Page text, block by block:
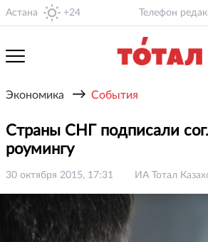
Астана +24 Телефон
Экономика → События
Страны СНГ подписали
роумингу
30 октября 2015, 17:31 ИА Тотал